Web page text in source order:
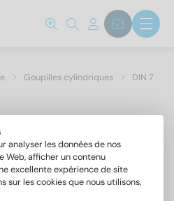
Goupilles cylindriques DIN 7
analyser les données de nos
Web, afficher un contenu
excellente expérience de site
sur les cookies que nous utilisons,